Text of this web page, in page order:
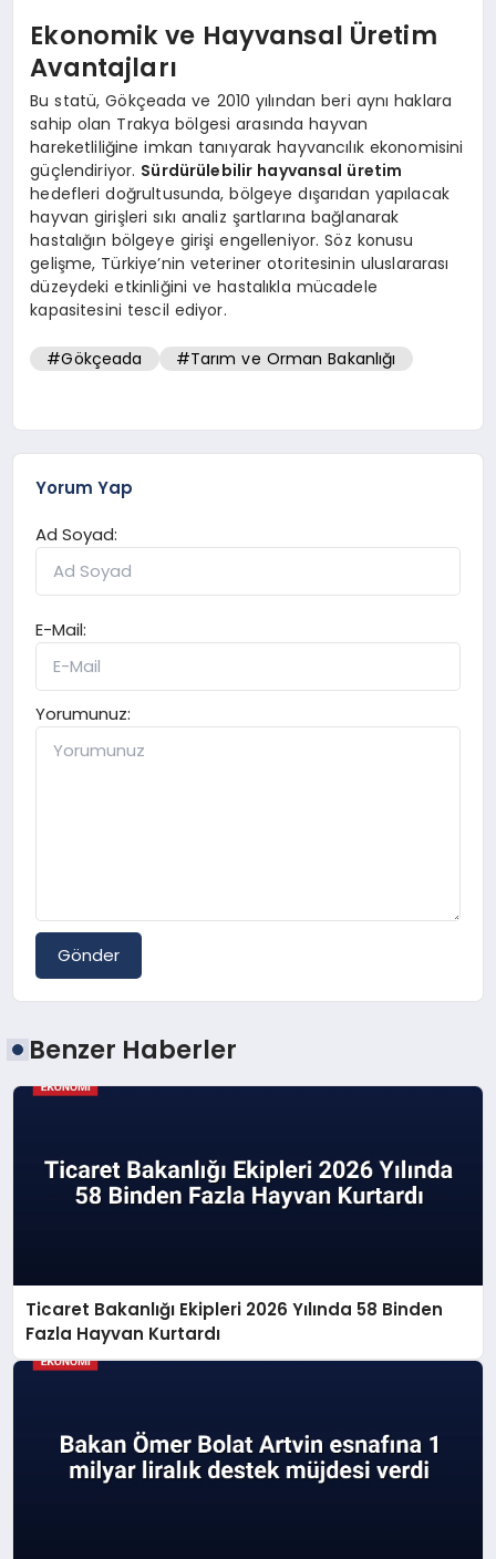
Ekonomik ve Hayvansal Üretim
Avantajları
Bu statü, Gökçeada ve 2010 yılından beri aynı haklara
sahip olan Trakya bölgesi arasında hayvan
hareketliliğine imkan tanıyarak hayvancılık ekonomisini
güçlendiriyor. Sürdürülebilir hayvansal üretim
hedefleri doğrultusunda, bölgeye dışarıdan yapılacak
hayvan girişleri sıkı analiz şartlarına bağlanarak
hastalığın bölgeye girişi engelleniyor. Söz konusu
gelişme, Türkiye’nin veteriner otoritesinin uluslararası
düzeydeki etkinliğini ve hastalıkla mücadele
kapasitesini tescil ediyor.
#Gökçeada #Tarım ve Orman Bakanlığı
Yorum Yap
Ad Soyad:
E-Mail:
Yorumunuz:
Gönder
Benzer Haberler
Ticaret Bakanlığı Ekipleri 2026 Yılında 58 Binden
Fazla Hayvan Kurtardı